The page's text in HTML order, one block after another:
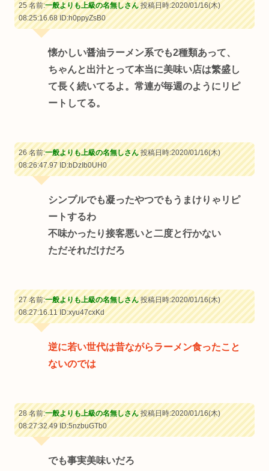
25 名前:一般よりも上級の名無しさん投稿日時:2020/01/16(木)
08:25:16.68ID:h0ppyZsB0
懐かしい醤油ラーメン系でも2種類あって、
ちゃんと出汁とって本当に美味い店は繁盛し
て長く続いてるよ。常連が毎週のようにリピ
ートしてる。
26 名前:一般よりも上級の名無しさん投稿日時:2020/01/16(木)
08:26:47.97ID:bDzIb0UH0
シンプルでも凝ったやつでもうまけりゃリピ
ートするわ
不味かったり接客悪いと二度と行かない
ただそれだけだろ
27 名前:一般よりも上級の名無しさん投稿日時:2020/01/16(木)
08:27:16.11ID:xyu47cxKd
逆に若い世代は昔ながらラーメン食ったこと
ないのでは
28 名前:一般よりも上級の名無しさん投稿日時:2020/01/16(木)
08:27:32.49ID:5nzbuGTb0
でも事実美味いだろ